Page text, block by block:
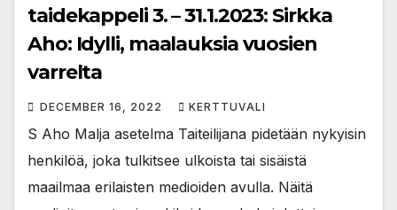
taidekappeli 3. – 31.1.2023: Sirkka
Aho: Idylli, maalauksia vuosien
varrelta
DECEMBER 16, 2022 KERTTUVALI
S Aho Malja asetelma Taiteilijana pidetään nykyisin
henkilöä, joka tulkitsee ulkoista tai sisäistä
maailmaa erilaisten medioiden avulla. Näitä